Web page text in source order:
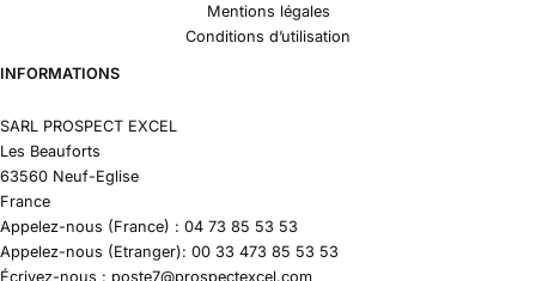
Mentions légales
Conditions d’utilisation
INFORMATIONS
SARL PROSPECT EXCEL
Les Beauforts
63560 Neuf-Eglise
France
Appelez-nous (France) : 04 73 85 53 53
Appelez-nous (Etranger): 00 33 473 85 53 53
Écrivez-nous : poste7@prospectexcel.com